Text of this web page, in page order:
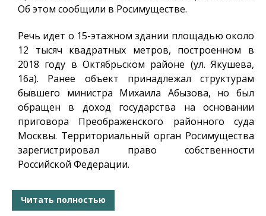
Об этом сообщили в Росимуществе.
Речь идет о 15-этажном здании площадью около
12 тысяч квадратных метров, построенном в
2018 году в Октябрьском районе (ул. Якушева,
16а). Ранее объект принадлежал структурам
бывшего министра Михаила Абызова, но был
обращен в доход государства на основании
приговора Преображенского районного суда
Москвы. Территориальный орган Росимущества
зарегистрировал право собственности
Российской Федерации.
Читать полностью